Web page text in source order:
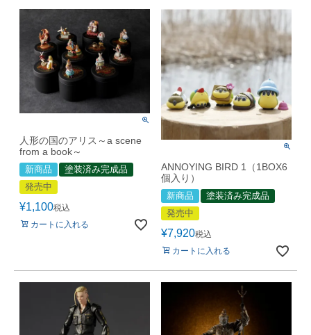
人形の国のアリス～a scene
from a book～
新商品
塗装済み完成品
発売中
¥1,100税込
カートに入れる
ANNOYING BIRD 1（1BOX6
個入り）
新商品
塗装済み完成品
発売中
¥7,920税込
カートに入れる